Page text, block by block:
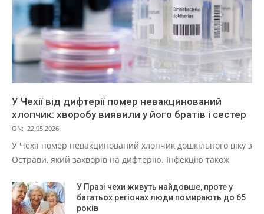
У Чехії від дифтерії помер невакцинований
хлопчик: хворобу виявили у його братів і сестер
ON: 22.05.2026
У Чехії помер невакцинований хлопчик дошкільного віку з
Острави, який захворів на дифтерію. Інфекцію також
У Празі чехи живуть найдовше, проте у
багатьох регіонах люди помирають до 65
років